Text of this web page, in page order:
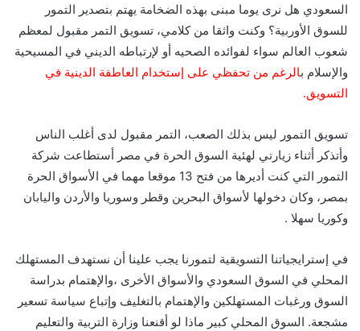
السعودي هل نرى يوما مبنى بهذه الضخامة يهتم بتصدير التمور
للسوق الأوربية؟ وكنت واثقا من كلامي، تسويق التمر مقبول لمعظم
شعوب العالم سواء لفوائده الصحيه أو لإرتباطه الديني في المسيحية
والإسلام بالرغم من تحفظي على إستخدام العاطفة الدينية في
التسويق.
تسويق التمور ليس بذلك الصعب، التمر مقبول لدى أغلب الناس
وأتذكر أثناء زيارتي لهئية السوق الحرة في مصر أستطاعت شركة
التمور التي كنت أديرها من فتح 13 موقعا مهما في الأسواق الحرة
بمصر، وكان دخولها لأسواق البحرين وقطر وسوريا والأردن واليابان
وكوريا سهلا .
في إسترايجياتنا التسويقية لتمورنا يجب علينا أن نستهدف المستهلك
المحلي في السوق السعودي والأسواق الأخرى ،والإهتمام بدراسة
السوق ورغبات المستهلكين والإهتمام بالتغليف وإتباع سياسة تسعير
مشجعة. السوق المحلي كبير ماذا لو أقنعنا وزارة التربية والتعليم